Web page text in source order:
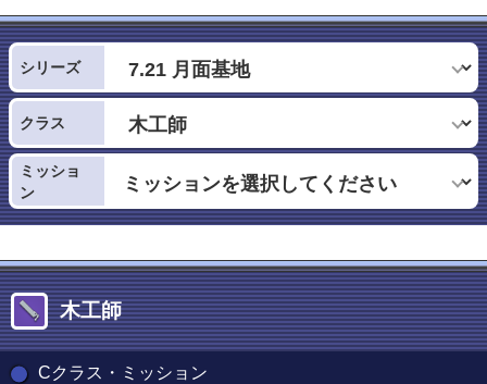
シリーズ
クラス
ミッショ
ン
木工師
Cクラス・ミッション